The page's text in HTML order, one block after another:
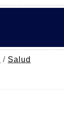
/ Salud